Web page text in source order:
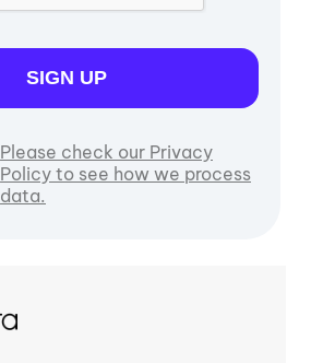
SIGN UP
Please check our Privacy
Policy to see how we process
data.